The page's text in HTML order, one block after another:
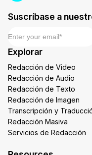
Suscríbase a
*
Explorar
Redacción de Video
Redacción de Audio
Redacción de Texto
Redacción de Imagen
Transcripción y
Redacción Masiva
Servicios de Redacción